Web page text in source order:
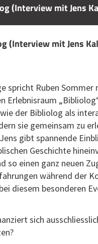
(Interview mit Jens
(Interview mit Jens
spricht Ruben
Erlebnisraum
der Bibliolog als
sie gemeinsam zu
gibt spannende
Geschichte
so einen ganz neuen
während der
diesem besonderen
sich